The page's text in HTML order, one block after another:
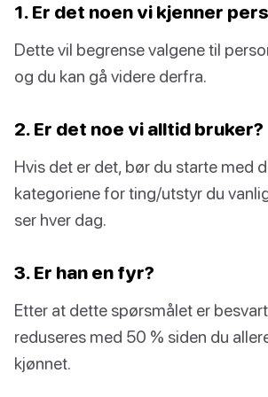
1. Er det noen vi kjenner
Dette vil begrense valgene til
og du kan gå videre derfra.
2. Er det noe vi alltid bruker?
Hvis det er det, bør du starte med
kategoriene for ting/utstyr du
ser hver dag.
3. Er han en fyr?
Etter at dette spørsmålet er
reduseres med 50 % siden du
kjønnet.